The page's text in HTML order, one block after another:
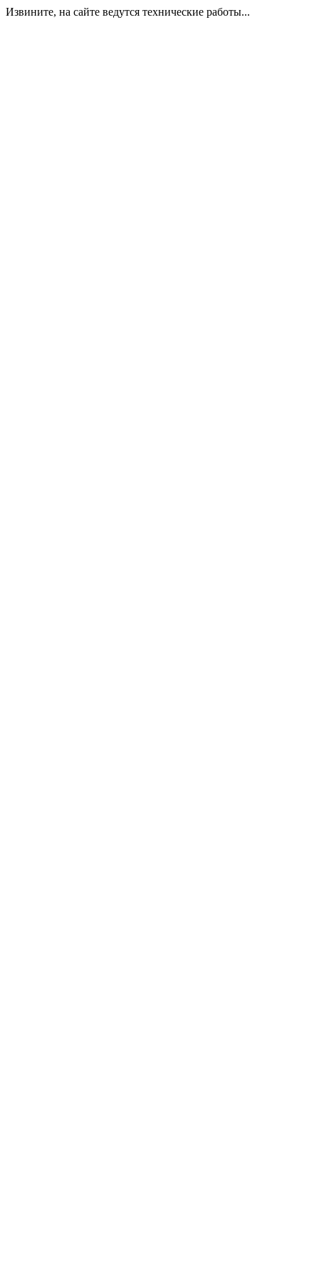
Извините, на сайте ведутся технические работы...